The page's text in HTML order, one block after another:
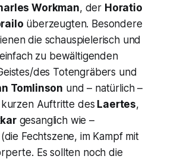
Workman, der Horatio
überzeugten. Besondere
die schauspielerisch und
zu bewältigenden
des Totengräbers und
Tomlinson und – natürlich –
Auftritte des Laertes,
gesanglich wie –
Fechtszene, im Kampf mit
Es sollten noch die